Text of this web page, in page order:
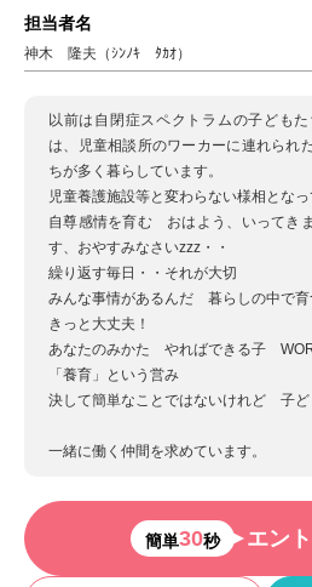
担当者名
神木 隆夫（ｼﾝﾉｷ ﾀｶｵ）
以前は自閉症スペクトラムの子ども
は、児童相談所のワーカーに連れられ
ちが多く暮らしています。
児童養護施設等と変わらない様相となっ
自尊感情を育む おはよう、いってき
す、おやすみなさいzzz・・
繰り返す毎日・・それが大切
みんな事情があるんだ 暮らしの中で
きっと大丈夫！
あなたのみかた やればできる子
「養育」という営み
決して簡単なことではないけれど 子ど
一緒に働く仲間を求めています。
簡単30秒 エン